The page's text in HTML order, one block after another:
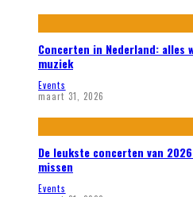
Concerten in Nederland: alles
muziek
Events
maart 31, 2026
De leukste concerten van
missen
Events